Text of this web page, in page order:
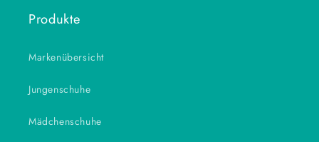
Produkte
Markenübersicht
Jungenschuhe
Mädchenschuhe